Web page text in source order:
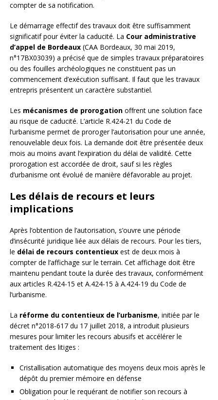
compter de sa notification.
Le démarrage effectif des travaux doit être suffisamment
significatif pour éviter la caducité. La Cour administrative
d’appel de Bordeaux (CAA Bordeaux, 30 mai 2019,
n°17BX03039) a précisé que de simples travaux préparatoires
ou des fouilles archéologiques ne constituent pas un
commencement d’exécution suffisant. Il faut que les travaux
entrepris présentent un caractère substantiel.
Les mécanismes de prorogation offrent une solution face
au risque de caducité. L’article R.424-21 du Code de
l’urbanisme permet de proroger l’autorisation pour une année,
renouvelable deux fois. La demande doit être présentée deux
mois au moins avant l’expiration du délai de validité. Cette
prorogation est accordée de droit, sauf si les règles
d’urbanisme ont évolué de manière défavorable au projet.
Les délais de recours et leurs
implications
Après l’obtention de l’autorisation, s’ouvre une période
d’insécurité juridique liée aux délais de recours. Pour les tiers,
le délai de recours contentieux est de deux mois à
compter de l’affichage sur le terrain. Cet affichage doit être
maintenu pendant toute la durée des travaux, conformément
aux articles R.424-15 et A.424-15 à A.424-19 du Code de
l’urbanisme.
La réforme du contentieux de l’urbanisme, initiée par le
décret n°2018-617 du 17 juillet 2018, a introduit plusieurs
mesures pour limiter les recours abusifs et accélérer le
traitement des litiges :
Cristallisation automatique des moyens deux mois après le
dépôt du premier mémoire en défense
Obligation pour le requérant de notifier son recours à